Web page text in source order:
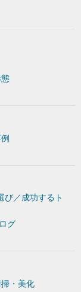
び／成功するト
グ
・美化